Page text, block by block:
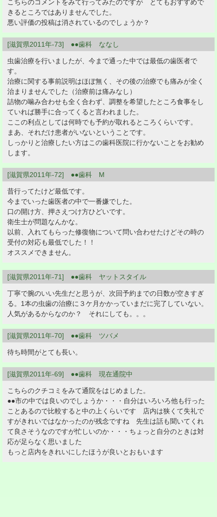
こちらのコメントをみて行ってみたのですが とてもおすすめで
きるところではありませんでした。
悪い評価の投稿は消されているのでしょうか？
[滋賀県2011年-73] ●●歯科 ななし
虫歯治療を行いましたが、今まで通った中では最低の歯医者で
す。
治療に関する事前説明はほぼ無く、その後の治療でも痛みが全く
治まりませんでした（治療前は痛みなし）
詰物の噛み合わせも全く合わず、調整を希望したところ食事をし
ていれば勝手に合ってくると言われました。
ここの利点としては何時でも予約が取れるところくらいです。
まあ、それだけ患者がいないということです。
しっかりと治療したい方はこの歯科医院に行かないことをお勧め
します。
[滋賀県2011年-72] ●●歯科 M
昔行ってたけど最低です。
今までいった歯医者の中で一番嫌でした。
口の開け方、押さえつけ方ひどいです。
衛生士が問題なんかな。
以前、入れてもらった修復物について問い合わせたけどその時の
受付の対応も最低でした！！
オススメできません。
[滋賀県2011年-71] ●●歯科 ヤットスタイル
丁寧で腕のいい先生だと思うが、次回予約までの日数が空きすぎ
る。1本の虫歯の治療に３ケ月かかっていまだに完了していない。
人気があるからなのか？ それにしても。。。
[滋賀県2011年-70] ●●歯科 ツバメ
待ち時間がとても長い。
[滋賀県2011年-69] ●●歯科 現在通院中
こちらのクチコミをみて通院をはじめました。
●●市の中では良いのでしょうか・・・自分はいろいろ他も行った
ことあるので比較すると中の上くらいです 店内は狭くて失礼で
すがきれいではなかったのが残念ですね 先生は話も聞いてくれ
て良さそうなのですが忙しいのか・・・ちょっと自分のときは対
応が足らなく思いました
もっと店内をきれいにしたほうが良いとおもいます